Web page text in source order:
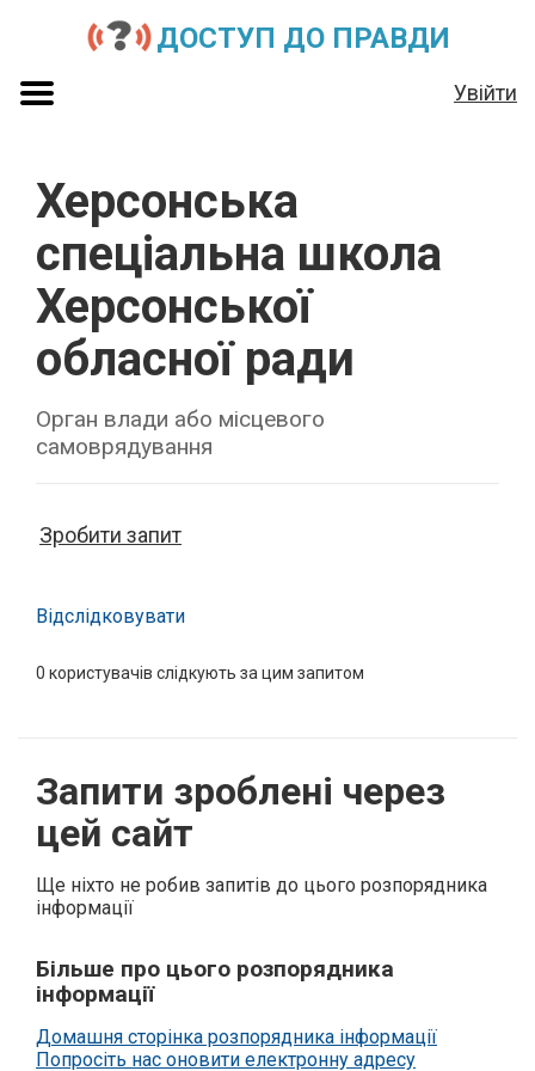
ДОСТУП ДО ПРАВДИ
Увійти
Херсонська
спеціальна школа
Херсонської
обласної ради
Орган влади або місцевого
самоврядування
Зробити запит
Відслідковувати
0 користувачів слідкують за цим запитом
Запити зроблені через
цей сайт
Ще ніхто не робив запитів до цього розпорядника
інформації
Більше про цього розпорядника
інформації
Домашня сторінка розпорядника інформації
Попросіть нас оновити електронну адресу